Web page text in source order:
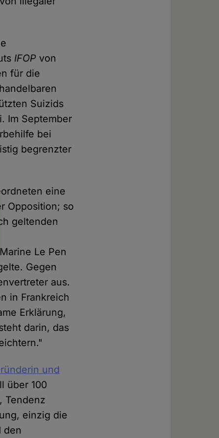
IFOP von
für die
Suizids
Im September
bei
begrenzter
eine
Opposition; so
geltenden
Le Pen
Gegen
aus.
in Frankreich
Erklärung,
darin, das
und
über 100
Tendenz
einzig die
den